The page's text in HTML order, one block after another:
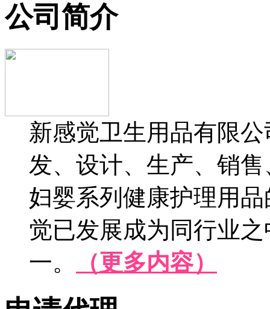
公司简介
新感觉卫生用品有限
发、设计、生产、销
妇婴系列健康护理用
觉已发展成为同行业
一。
（更多内容）